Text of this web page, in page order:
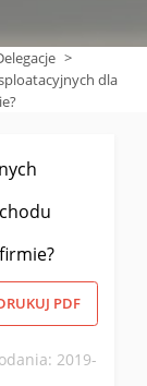
>
dla
PDF
2019-